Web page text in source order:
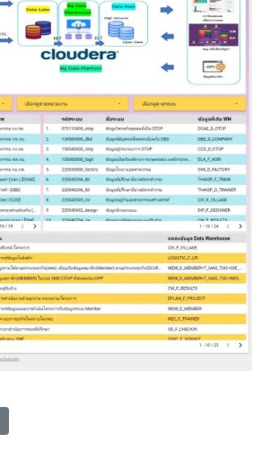
studio 2200410_ศส.กค._AMS_ข้อมูลบุคคลากร ก
ดไป: Looker studio 2200410_ศส.กค._อุปกรณ์สาร